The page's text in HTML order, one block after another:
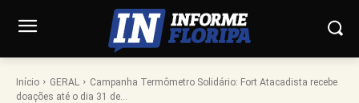
Início GERAL
Campanha Termômetro Solidário: Fort Atacadista recebe
doações até o dia 31 de...